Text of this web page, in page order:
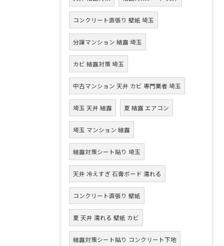
コンクリート直張り 壁紙 埼玉
分譲マンション 結露 埼玉
カビ 結露対策 埼玉
中古マンション 天井 カビ 専門業者 埼玉
埼玉 天井 結露 夏 結露 エアコン
埼玉 マンション 結露
結露対策シート貼り 埼玉
天井 冷えすぎ 石膏ボード 濡れる
コンクリート直張り 壁紙
夏 天井 濡れる 壁紙 カビ
結露対策シート貼り コンクリート下地